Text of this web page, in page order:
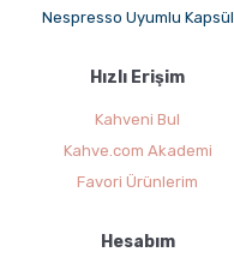
Nespresso Uyumlu Kapsül
Hızlı Erişim
Kahveni Bul
Kahve.com Akademi
Favori Ürünlerim
Hesabım